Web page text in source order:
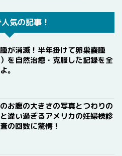
気の記事！
が消滅！半年掛けて卵巣嚢腫
）を自然治癒・克服した記録を全
。
お腹の大きさの写真とつわりの
違い過ぎるアメリカの妊婦検診
の回数に驚愕！